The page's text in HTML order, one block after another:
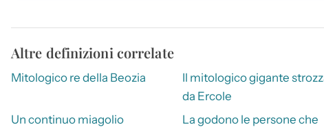
Altre definizioni correlate
Mitologico re della Beozia
Il mitologico gigante
da Ercole
Un continuo miagolio
La godono le persone che